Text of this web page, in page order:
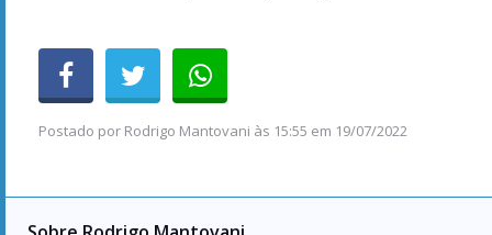
Postado por Rodrigo Mantovani às 15:55 em 19/07/2022